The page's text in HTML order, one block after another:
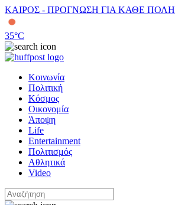
ΚΑΙΡΟΣ - ΠΡΟΓΝΩΣΗ ΓΙΑ ΚΑΘΕ ΠΟΛΗ
35°C
Κοινωνία
Πολιτική
Κόσμος
Οικονομία
Άποψη
Life
Entertainment
Πολιτισμός
Αθλητικά
Video